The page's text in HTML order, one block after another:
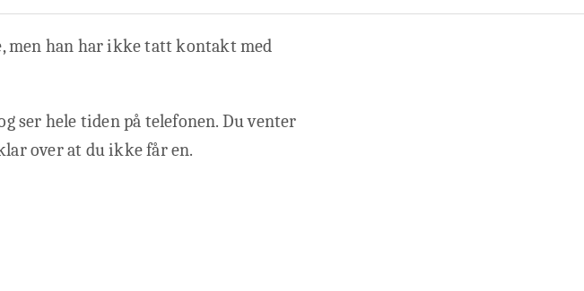
men han har ikke tatt kontakt med
ser hele tiden på telefonen. Du venter
over at du ikke får en.